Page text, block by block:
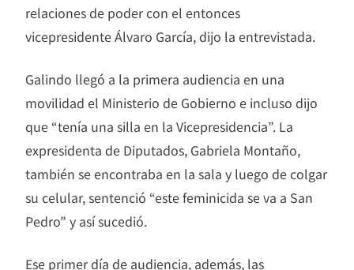
relaciones de poder con el entonces
vicepresidente Álvaro García, dijo la entrevistada.
Galindo llegó a la primera audiencia en una
movilidad el Ministerio de Gobierno e incluso dijo
que “tenía una silla en la Vicepresidencia”. La
expresidenta de Diputados, Gabriela Montaño,
también se encontraba en la sala y luego de colgar
su celular, sentenció “este feminicida se va a San
Pedro” y así sucedió.
Ese primer día de audiencia, además, las